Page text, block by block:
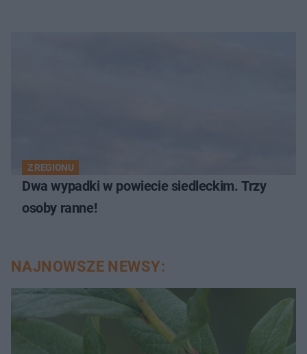
Z REGIONU
Dwa wypadki w powiecie siedleckim. Trzy
osoby ranne!
NAJNOWSZE NEWSY: